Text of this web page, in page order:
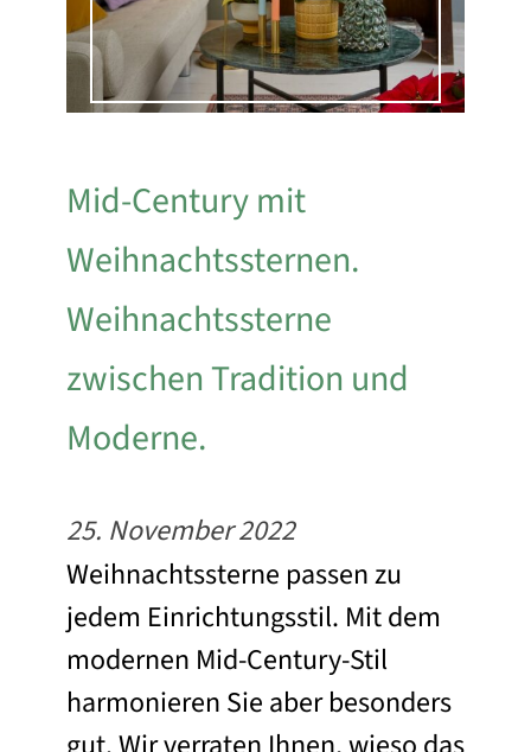
Mid-Century mit
Weihnachtssternen.
Weihnachtssterne
zwischen Tradition und
Moderne.
25. November 2022
Weihnachtssterne passen zu
jedem Einrichtungsstil. Mit dem
modernen Mid-Century-Stil
harmonieren Sie aber besonders